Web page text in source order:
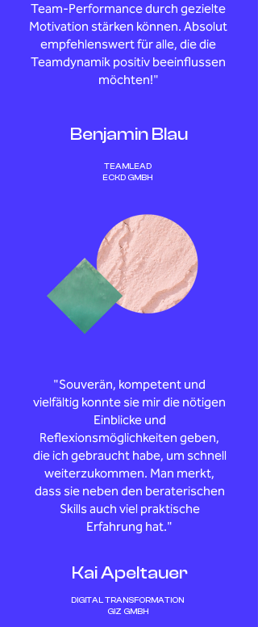
Team-Performance durch gezielte
Motivation stärken können. Absolut
empfehlenswert für alle, die die
Teamdynamik positiv beeinflussen
möchten!"
Benjamin Blau
TEAMLEAD
ECKD GMBH
"Souverän, kompetent und
vielfältig konnte sie mir die nötigen
Einblicke und
Reflexionsmöglichkeiten geben,
die ich gebraucht habe, um schnell
weiterzukommen. Man merkt,
dass sie neben den beraterischen
Skills auch viel praktische
Erfahrung hat."
Kai Apeltauer
DIGITAL TRANSFORMATION
GIZ GMBH